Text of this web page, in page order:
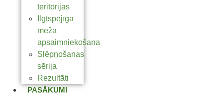
teritorijas
Ilgtspējīga
meža
apsaimniekošana
Slēpņošanas
sērija
Rezultāti
PASĀKUMI